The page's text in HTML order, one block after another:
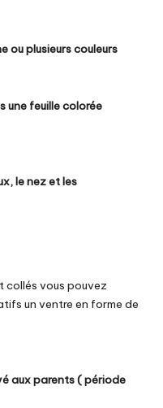
ou plusieurs couleurs
une feuille colorée
le nez et les
collés vous pouvez
un ventre en forme de
aux parents ( période